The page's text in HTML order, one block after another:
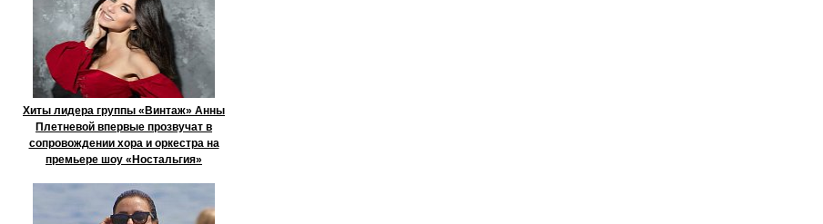
Хиты лидера группы «Винтаж» Анны
Плетневой впервые прозвучат в
сопровождении хора и оркестра на
премьере шоу «Ностальгия»